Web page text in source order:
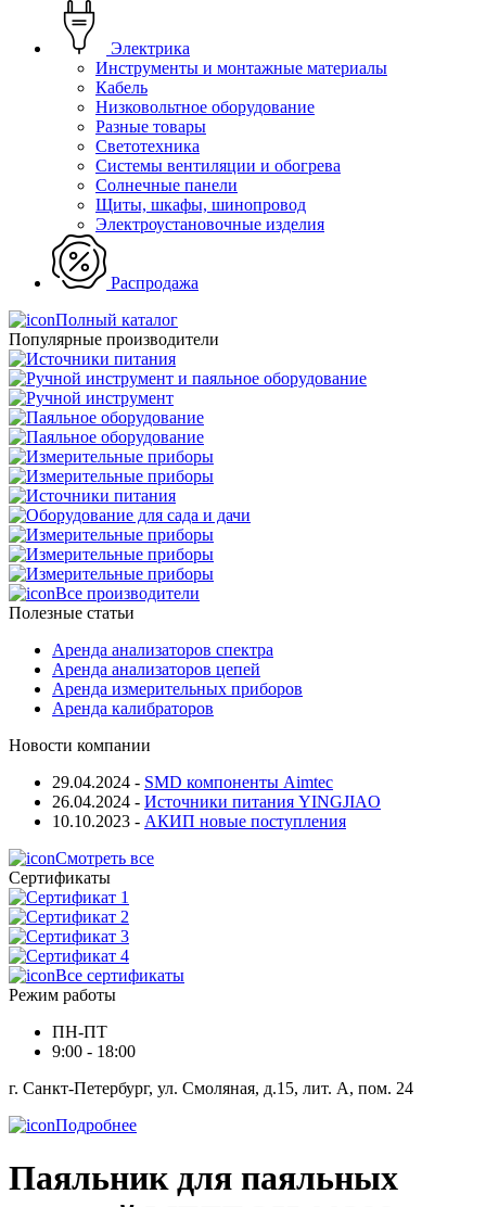
Электрика
Инструменты и монтажные материалы
Кабель
Низковольтное оборудование
Разные товары
Светотехника
Системы вентиляции и обогрева
Солнечные панели
Щиты, шкафы, шинопровод
Электроустановочные изделия
Распродажа
Полный каталог
Популярные производители
Все производители
Полезные статьи
Аренда анализаторов спектра
Аренда анализаторов цепей
Аренда измерительных приборов
Аренда калибраторов
Новости компании
29.04.2024 - SMD компоненты Aimtec
26.04.2024 - Источники питания YINGJIAO
10.10.2023 - АКИП новые поступления
Смотреть все
Сертификаты
Все сертификаты
Режим работы
ПН-ПТ
9:00 - 18:00
г. Санкт-Петербург, ул. Смоляная, д.15, лит. А, пом. 24
Подробнее
Паяльник для паяльных